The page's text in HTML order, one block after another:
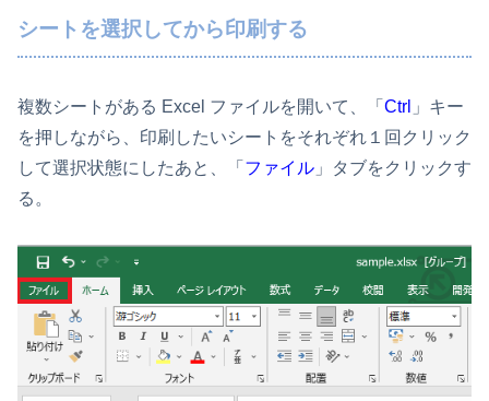
シートを選択してから印刷する
複数シートがある Excel ファイルを開いて、「 Ctrl 」キー
を押しながら、印刷したいシートをそれぞれ１回クリック
して選択状態にしたあと、「 ファイル 」タブをクリックす
る。